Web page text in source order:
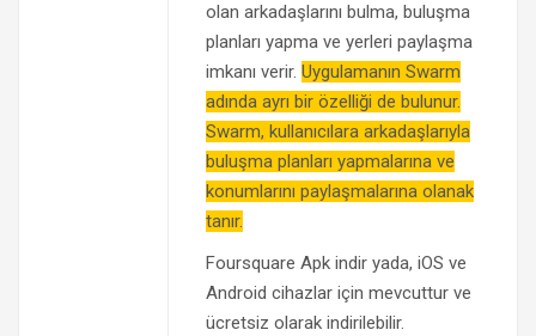
olan arkadaşlarını bulma, buluşma
planları yapma ve yerleri paylaşma
imkanı verir. Uygulamanın Swarm
adında ayrı bir özelliği de bulunur.
Swarm, kullanıcılara arkadaşlarıyla
buluşma planları yapmalarına ve
konumlarını paylaşmalarına olanak
tanır.
Foursquare Apk indir yada, iOS ve
Android cihazlar için mevcuttur ve
ücretsiz olarak indirilebilir.